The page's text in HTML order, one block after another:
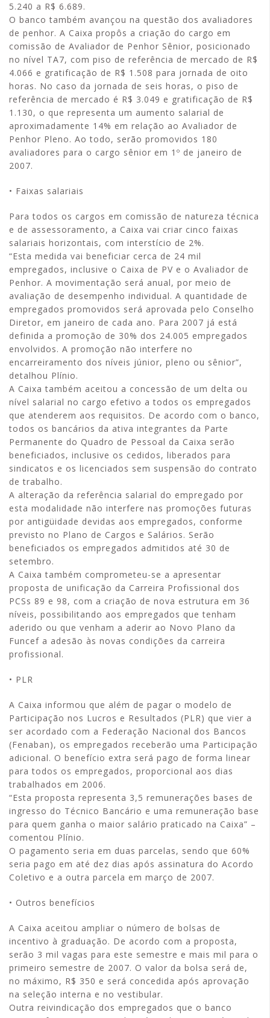
5.240 a R$ 6.689.
O banco também avançou na questão dos avaliadores
de penhor. A Caixa propôs a criação do cargo em
comissão de Avaliador de Penhor Sênior, posicionado
no nível TA7, com piso de referência de mercado de R$
4.066 e gratificação de R$ 1.508 para jornada de oito
horas. No caso da jornada de seis horas, o piso de
referência de mercado é R$ 3.049 e gratificação de R$
1.130, o que representa um aumento salarial de
aproximadamente 14% em relação ao Avaliador de
Penhor Pleno. Ao todo, serão promovidos 180
avaliadores para o cargo sênior em 1º de janeiro de
2007.
• Faixas salariais
Para todos os cargos em comissão de natureza técnica
e de assessoramento, a Caixa vai criar cinco faixas
salariais horizontais, com interstício de 2%.
“Esta medida vai beneficiar cerca de 24 mil
empregados, inclusive o Caixa de PV e o Avaliador de
Penhor. A movimentação será anual, por meio de
avaliação de desempenho individual. A quantidade de
empregados promovidos será aprovada pelo Conselho
Diretor, em janeiro de cada ano. Para 2007 já está
definida a promoção de 30% dos 24.005 empregados
envolvidos. A promoção não interfere no
encarreiramento dos níveis júnior, pleno ou sênior”,
detalhou Plínio.
A Caixa também aceitou a concessão de um delta ou
nível salarial no cargo efetivo a todos os empregados
que atenderem aos requisitos. De acordo com o banco,
todos os bancários da ativa integrantes da Parte
Permanente do Quadro de Pessoal da Caixa serão
beneficiados, inclusive os cedidos, liberados para
sindicatos e os licenciados sem suspensão do contrato
de trabalho.
A alteração da referência salarial do empregado por
esta modalidade não interfere nas promoções futuras
por antigüidade devidas aos empregados, conforme
previsto no Plano de Cargos e Salários. Serão
beneficiados os empregados admitidos até 30 de
setembro.
A Caixa também comprometeu-se a apresentar
proposta de unificação da Carreira Profissional dos
PCSs 89 e 98, com a criação de nova estrutura em 36
níveis, possibilitando aos empregados que tenham
aderido ou que venham a aderir ao Novo Plano da
Funcef a adesão às novas condições da carreira
profissional.
• PLR
A Caixa informou que além de pagar o modelo de
Participação nos Lucros e Resultados (PLR) que vier a
ser acordado com a Federação Nacional dos Bancos
(Fenaban), os empregados receberão uma Participação
adicional. O benefício extra será pago de forma linear
para todos os empregados, proporcional aos dias
trabalhados em 2006.
“Esta proposta representa 3,5 remunerações bases de
ingresso do Técnico Bancário e uma remuneração base
para quem ganha o maior salário praticado na Caixa” –
comentou Plínio.
O pagamento seria em duas parcelas, sendo que 60%
seria pago em até dez dias após assinatura do Acordo
Coletivo e a outra parcela em março de 2007.
• Outros benefícios
A Caixa aceitou ampliar o número de bolsas de
incentivo à graduação. De acordo com a proposta,
serão 3 mil vagas para este semestre e mais mil para o
primeiro semestre de 2007. O valor da bolsa será de,
no máximo, R$ 350 e será concedida após aprovação
na seleção interna e no vestibular.
Outra reivindicação dos empregados que o banco